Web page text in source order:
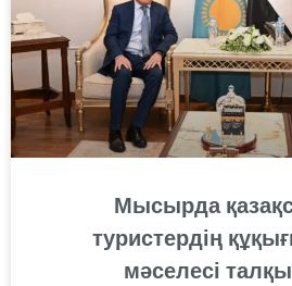
Мысырда
туристердің
мәселесі